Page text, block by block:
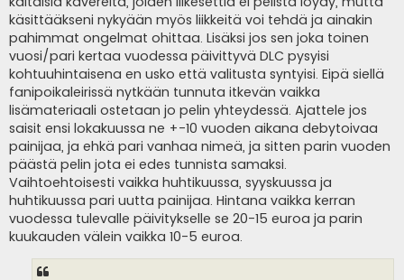
käsittääkseni nykyään myös liikkeitä voi tehdä ja ainakin
pahimmat ongelmat ohittaa. Lisäksi jos sen joka toinen
vuosi/pari kertaa vuodessa päivittyvä DLC pysyisi
kohtuuhintaisena en usko että valitusta syntyisi. Eipä siellä
fanipoikaleirissä nytkään tunnuta itkevän vaikka
lisämateriaali ostetaan jo pelin yhteydessä. Ajattele jos
saisit ensi lokakuussa ne +-10 vuoden aikana debytoivaa
painijaa, ja ehkä pari vanhaa nimeä, ja sitten parin vuoden
päästä pelin jota ei edes tunnista samaksi.
Vaihtoehtoisesti vaikka huhtikuussa, syyskuussa ja
huhtikuussa pari uutta painijaa. Hintana vaikka kerran
vuodessa tulevalle päivitykselle se 20-15 euroa ja parin
kuukauden välein vaikka 10-5 euroa.